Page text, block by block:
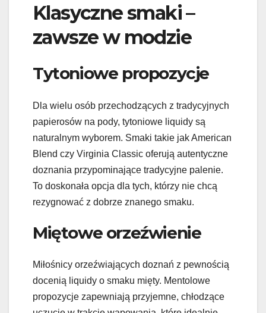
Klasyczne smaki –
zawsze w modzie
Tytoniowe propozycje
Dla wielu osób przechodzących z tradycyjnych
papierosów na pody, tytoniowe liquidy są
naturalnym wyborem. Smaki takie jak American
Blend czy Virginia Classic oferują autentyczne
doznania przypominające tradycyjne palenie.
To doskonała opcja dla tych, którzy nie chcą
rezygnować z dobrze znanego smaku.
Miętowe orzeźwienie
Miłośnicy orzeźwiających doznań z pewnością
docenią liquidy o smaku mięty. Mentolowe
propozycje zapewniają przyjemne, chłodzące